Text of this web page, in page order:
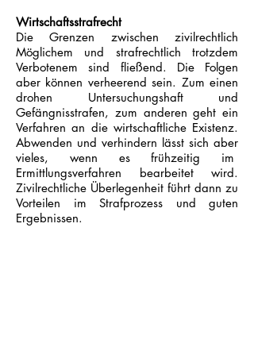
Wirtschaftsstrafrecht
Die Grenzen zwischen zivilrechtlich
Möglichem und strafrechtlich trotzdem
Verbotenem sind fließend. Die Folgen
aber können verheerend sein. Zum einen
drohen Untersuchungshaft und
Gefängnisstrafen, zum anderen geht ein
Verfahren an die wirtschaftliche Existenz.
Abwenden und verhindern lässt sich aber
vieles, wenn es frühzeitig im
Ermittlungsverfahren bearbeitet wird.
Zivilrechtliche Überlegenheit führt dann zu
Vorteilen im Strafprozess und guten
Ergebnissen.